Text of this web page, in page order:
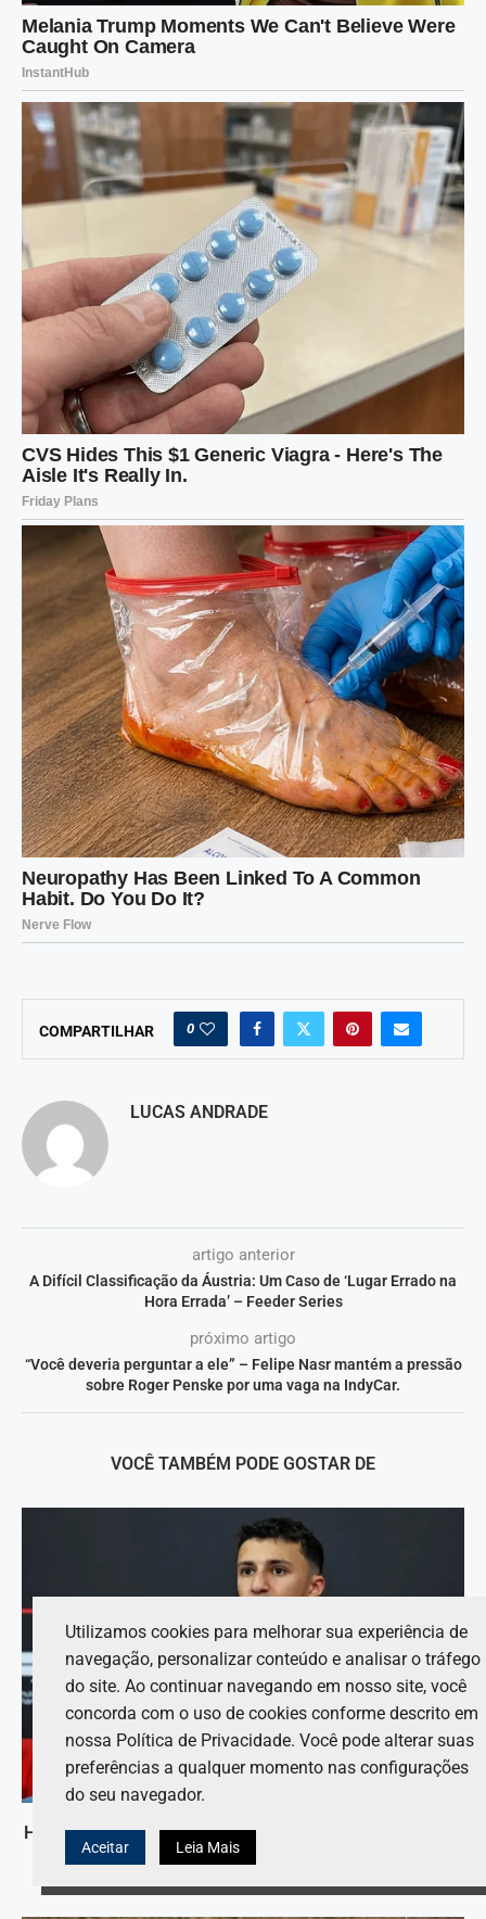
COMPARTILHAR 0
LUCAS ANDRADE
artigo anterior
A Difícil Classificação da Áustria: Um Caso de ‘Lugar Errado na
Hora Errada’ – Feeder Series
próximo artigo
“Você deveria perguntar a ele” – Felipe Nasr mantém a pressão
sobre Roger Penske por uma vaga na IndyCar.
VOCÊ TAMBÉM PODE GOSTAR DE
Hadjar solicita progresso da Red Bull para competir com
Mercedes e Ferrari.
6 de agosto de 2026
Utilizamos cookies para melhorar sua experiência de
navegação, personalizar conteúdo e analisar o tráfego
do site. Ao continuar navegando em nosso site, você
concorda com o uso de cookies conforme descrito em
nossa Política de Privacidade. Você pode alterar suas
preferências a qualquer momento nas configurações
do seu navegador.
Aceitar Leia Mais